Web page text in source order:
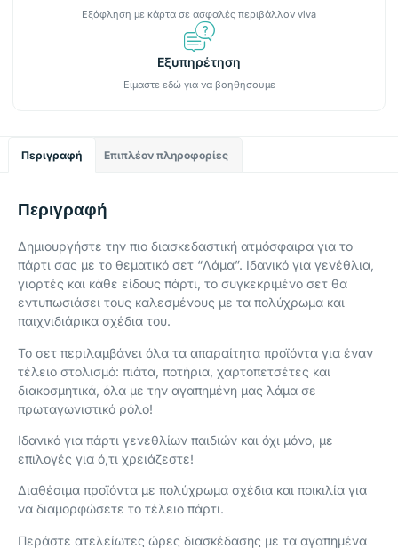
Εξόφληση με κάρτα σε ασφαλές περιβάλλον viva
Εξυπηρέτηση
Είμαστε εδώ για να βοηθήσουμε
Περιγραφή Επιπλέον πληροφορίες
Περιγραφή
Δημιουργήστε την πιο διασκεδαστική ατμόσφαιρα για το
πάρτι σας με το θεματικό σετ “Λάμα”. Ιδανικό για γενέθλια,
γιορτές και κάθε είδους πάρτι, το συγκεκριμένο σετ θα
εντυπωσιάσει τους καλεσμένους με τα πολύχρωμα και
παιχνιδιάρικα σχέδια του.
Το σετ περιλαμβάνει όλα τα απαραίτητα προϊόντα για έναν
τέλειο στολισμό: πιάτα, ποτήρια, χαρτοπετσέτες και
διακοσμητικά, όλα με την αγαπημένη μας λάμα σε
πρωταγωνιστικό ρόλο!
Ιδανικό για πάρτι γενεθλίων παιδιών και όχι μόνο, με
επιλογές για ό,τι χρειάζεστε!
Διαθέσιμα προϊόντα με πολύχρωμα σχέδια και ποικιλία για
να διαμορφώσετε το τέλειο πάρτι.
Περάστε ατελείωτες ώρες διασκέδασης με τα αγαπημένα